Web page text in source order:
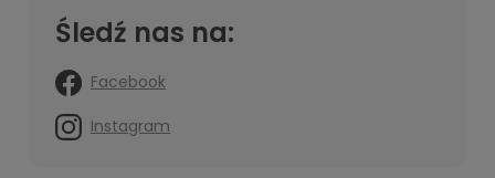
Śledź nas na:
Facebook
Instagram